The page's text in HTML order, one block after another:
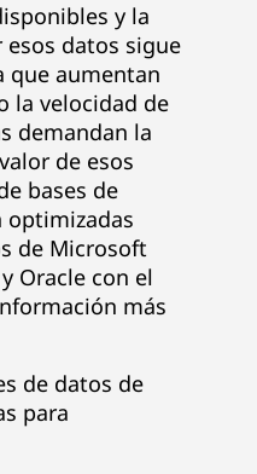
y la
esos datos sigue
que aumentan
la velocidad de
demandan la
de esos
bases de
optimizadas
de Microsoft
y Oracle con el
más
de datos de
para